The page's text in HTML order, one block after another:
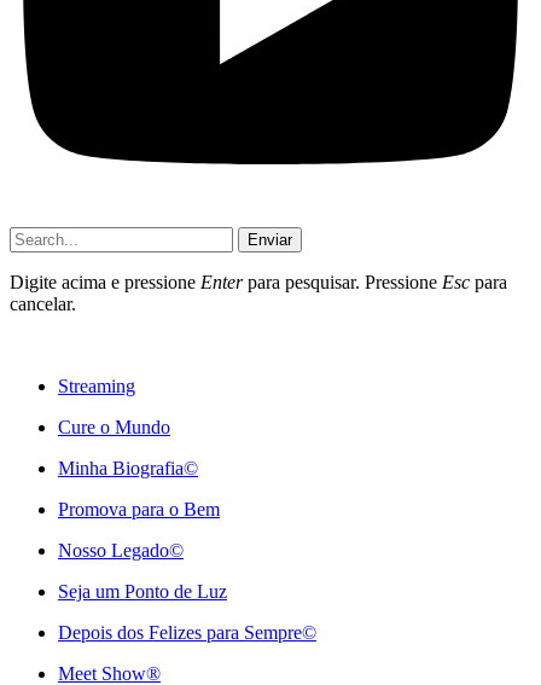
Enviar
Digite acima e pressione Enterpara pesquisar. Pressione Esc para
cancelar.
Streaming
Cure o Mundo
Minha Biografia©
Promova para o Bem
Nosso Legado©
Seja um Ponto de Luz
Depois dos Felizes para Sempre©️
Meet Show®